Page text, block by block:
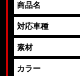
商品名
対応車種
素材
カラー